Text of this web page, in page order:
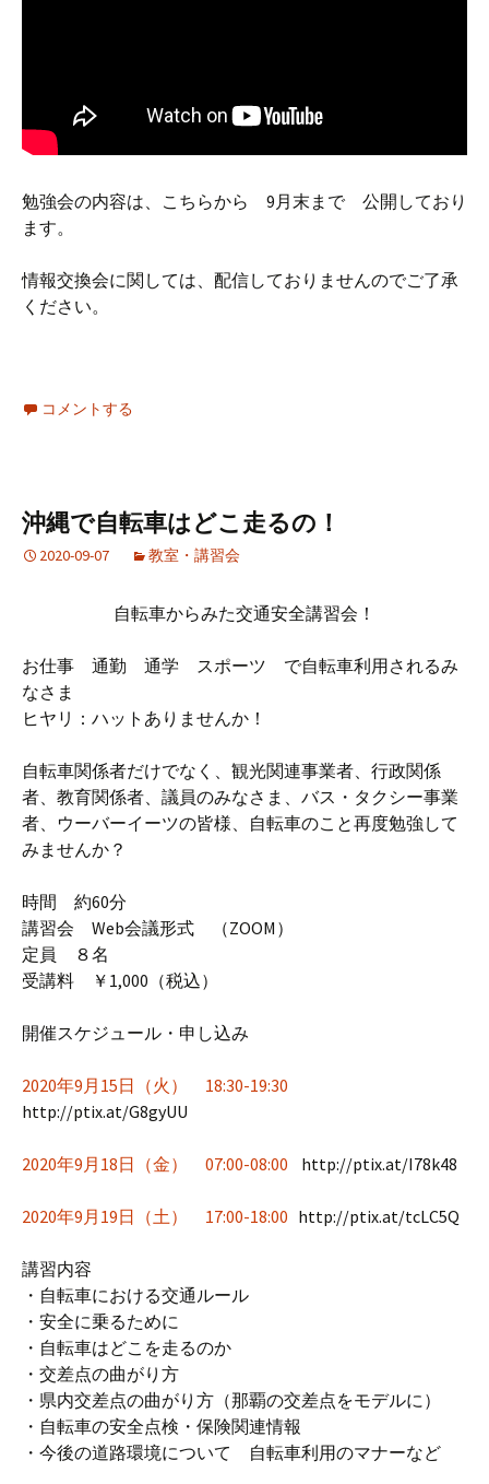
勉強会の内容は、こちらから 9月末まで 公開しており
ます。
情報交換会に関しては、配信しておりませんのでご了承
ください。
コメントする
沖縄で自転車はどこ走るの！
2020-09-07 教室・講習会
自転車からみた交通安全講習会！
お仕事 通勤 通学 スポーツ で自転車利用されるみ
なさま
ヒヤリ：ハットありませんか！
自転車関係者だけでなく、観光関連事業者、行政関係
者、教育関係者、議員のみなさま、バス・タクシー事業
者、ウーバーイーツの皆様、自転車のこと再度勉強して
みませんか？
時間 約60分
講習会 Web会議形式 （ZOOM）
定員 ８名
受講料 ￥1,000（税込）
開催スケジュール・申し込み
2020年9月15日（火） 18:30-19:30
http://ptix.at/G8gyUU
2020年9月18日（金） 07:00-08:00 http://ptix.at/I78k48
2020年9月19日（土） 17:00-18:00 http://ptix.at/tcLC5Q
講習内容
・自転車における交通ルール
・安全に乗るために
・自転車はどこを走るのか
・交差点の曲がり方
・県内交差点の曲がり方（那覇の交差点をモデルに）
・自転車の安全点検・保険関連情報
・今後の道路環境について 自転車利用のマナーなど